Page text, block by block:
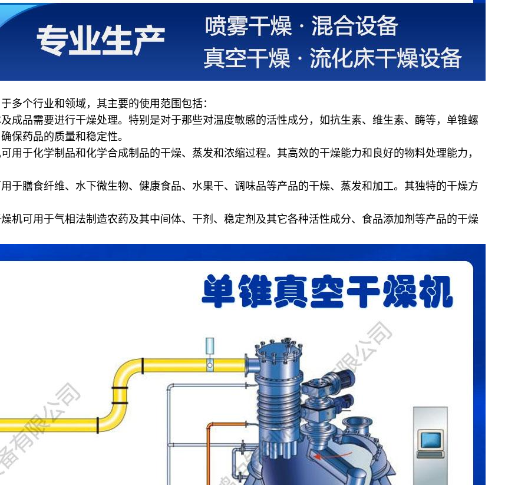
多个行业和领域，其主要的使用范围包括：
成品需要进行干燥处理。特别是对于那些对温度敏感的活性成分，如抗生素、维生素、酶等，单锥螺
保药品的质量和稳定性。
用于化学制品和化学合成制品的干燥、蒸发和浓缩过程。其高效的干燥能力和良好的物料处理能力，
于膳食纤维、水下微生物、健康食品、水果干、调味品等产品的干燥、蒸发和加工。其独特的干燥方
机可用于气相法制造农药及其中间体、干剂、稳定剂及其它各种活性成分、食品添加剂等产品的干燥